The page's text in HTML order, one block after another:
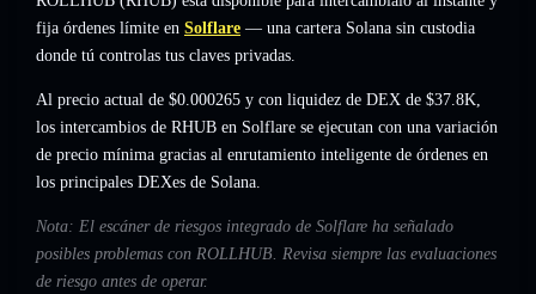
fija órdenes límite en Solflare — una cartera Solana sin custodia
donde tú controlas tus claves privadas.
Al precio actual de $0.000265 y con liquidez de DEX de $37.8K,
los intercambios de RHUB en Solflare se ejecutan con una variación
de precio mínima gracias al enrutamiento inteligente de órdenes en
los principales DEXes de Solana.
Nota: El escáner de riesgos integrado de Solflare ha señalado
posibles problemas con ROLLHUB. Revisa siempre las evaluaciones
de riesgo antes de operar.